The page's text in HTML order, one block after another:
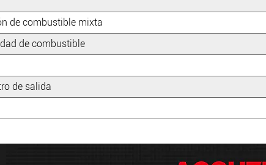
de combustible mixta
de combustible
de salida